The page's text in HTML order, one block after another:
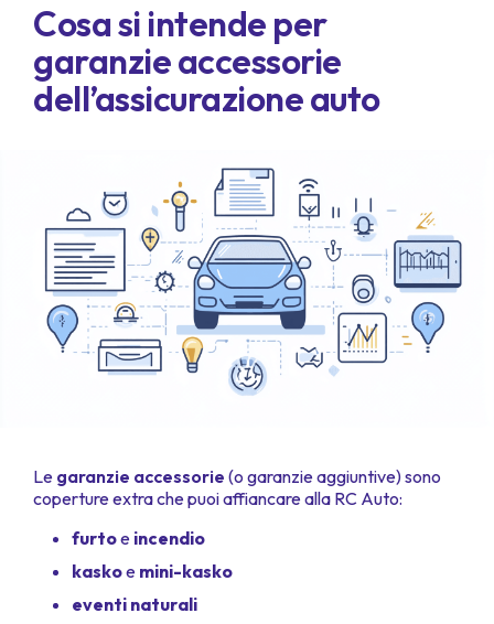
Cosa si intende per
garanzie accessorie
dell’assicurazione auto
Le garanzie accessorie (o garanzie aggiuntive) sono
coperture extra che puoi affiancare alla RC Auto:
furtoe incendio
kaskoe mini-kasko
eventi naturali